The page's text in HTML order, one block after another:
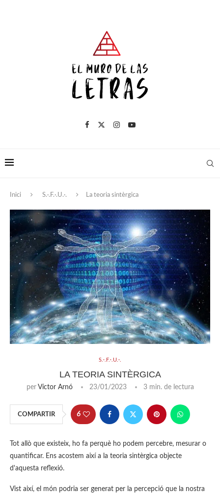
Inici S.·.F.·.U.·. La teoria sintèrgica
S.·.F.·.U.·.
LA TEORIA SINTÈRGICA
per Víctor Arnó 23/01/2023 3 min. de lectura
COMPARTIR 6
Tot allò que existeix, ho fa perquè ho podem percebre, mesurar o
quantificar. Ens acostem així a la teoria sintèrgica objecte
d'aquesta reflexió.
Vist així, el món podria ser generat per la percepció que la nostra